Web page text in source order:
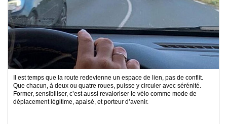
Il est temps que la route redevienne un espace de lien, pas de conflit.
Que chacun, à deux ou quatre roues, puisse y circuler avec sérénité.
Former, sensibiliser, c’est aussi revaloriser le vélo comme mode de
déplacement légitime, apaisé, et porteur d’avenir.